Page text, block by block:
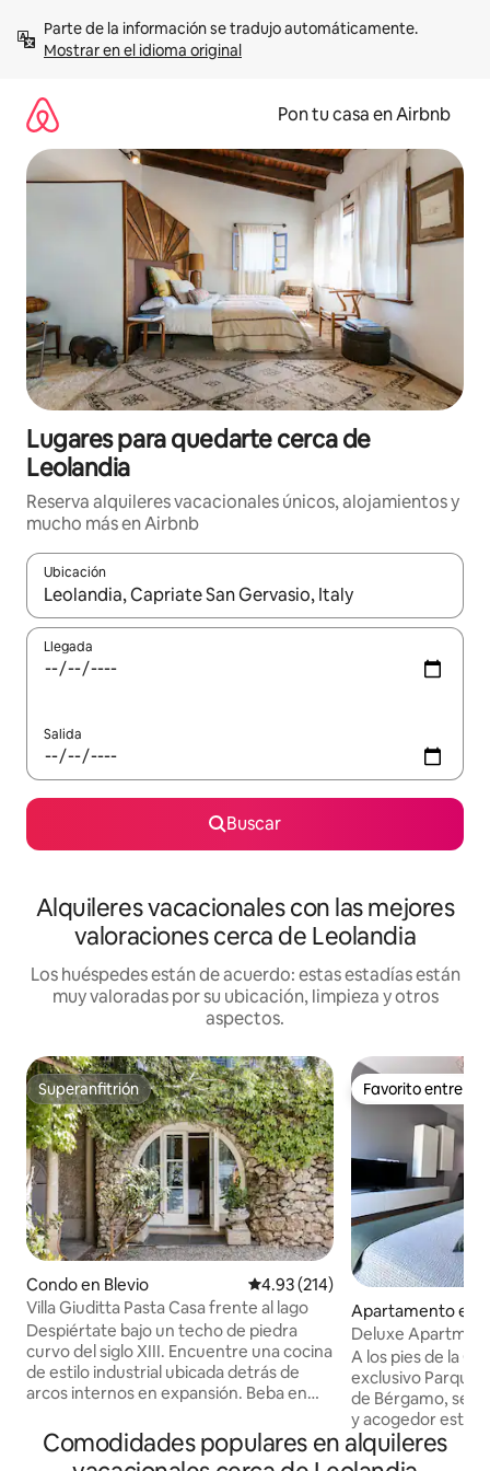
contenidoMostrar en el idioma original
Pon tu casa en Airbnb
Lugares para quedarte cerca de
Leolandia
Reserva alquileres vacacionales únicos, alojamientos y
mucho más en Airbnb
Ubicación
Cuando los resultados estén disponibles, navega con las
Llegada
Salida
Buscar
Alquileres vacacionales con las mejores
valoraciones cerca de Leolandia
Los huéspedes están de acuerdo: estas estadías están
muy valoradas por su ubicación, limpieza y otros
aspectos.
Superanfitrión
Superanfitrión
Condo en Blevio Calificación promedio: 4.93 de
4.93 (214)
Villa Giuditta Pasta Casa frente al lago
Despiértate bajo un techo de piedra
curvo del siglo XIII. Encuentre una cocina
de estilo industrial ubicada detrás de
arcos internos en expansión. Beba en
desde una hamaca sombreada. Diríjase
directamente al lago de Como desde las
Favorito entre
Favorito entre
Apartamento en
Deluxe
A los pies de la
exclusivo Parque
de Bérgamo, se
y acogedor
cuadrados con
amueblada,
Comodidades populares en alquileres